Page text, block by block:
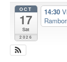
OCT
17
Sat
2026
14:30